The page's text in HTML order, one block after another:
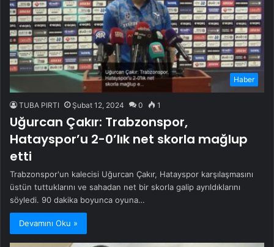
Haber
TUBA PIRTI Şubat 12, 2024 0 1
Uğurcan Çakır: Trabzonspor,
Hatayspor’u 2-0’lık net skorla mağlup
etti
Trabzonspor'un kalecisi Uğurcan Çakır, Hatayspor karşılaşmasını
üstün tuttuklarını ve sahadan net bir skorla galip ayrıldıklarını
söyledi. 90 dakika boyunca oyuna…
Devamını Oku »